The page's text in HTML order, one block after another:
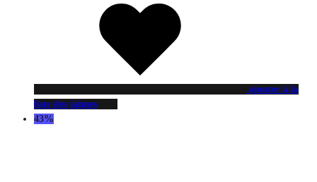
ajouter à la
liste des jaimes
43%